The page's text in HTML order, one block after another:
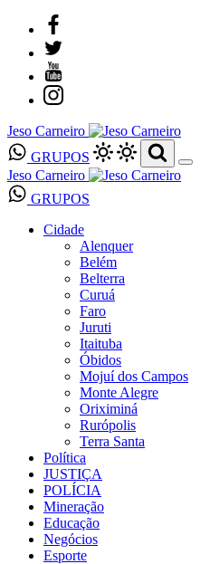
Jeso Carneiro
GRUPOS
Jeso Carneiro
GRUPOS
Cidade
Alenquer
Belém
Belterra
Curuá
Faro
Juruti
Itaituba
Óbidos
Mojuí dos Campos
Monte Alegre
Oriximiná
Rurópolis
Terra Santa
Política
JUSTIÇA
POLÍCIA
Mineração
Educação
Negócios
Esporte